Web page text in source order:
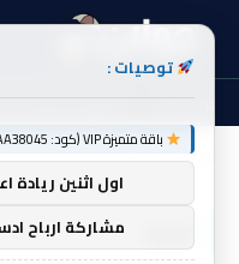
من نحن الشروط
الرئيسية » قيود
توصيات :
باقة متميزة VIP (كود: AA38045):
اول اثنين ريادة
مشاركة ارباح